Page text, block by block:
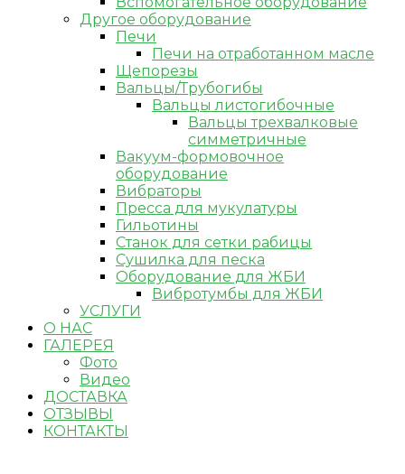
Другое оборудование
Печи
Печи на отработанном масле
Щепорезы
Вальцы/Трубогибы
Вальцы листогибочные
Вальцы трехвалковые
симметричные
Вакуум-формовочное
оборудование
Вибраторы
Пресса для мукулатуры
Гильотины
Станок для сетки рабицы
Сушилка для песка
Оборудование для ЖБИ
Вибротумбы для ЖБИ
УСЛУГИ
О НАС
ГАЛЕРЕЯ
Фото
Видео
ДОСТАВКА
ОТЗЫВЫ
КОНТАКТЫ